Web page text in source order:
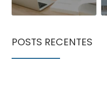
POSTS RECENTES